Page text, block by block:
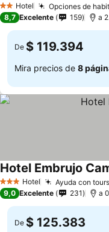
2 Estrellas
Hotel Opciones de
8,7 Excelente 159 a
De $ 119.394
Mira precios de 8
3 Estrellas
Hotel Ayuda con
Hotel Embrujo
9,0 Excelente 231 a
De $ 125.383